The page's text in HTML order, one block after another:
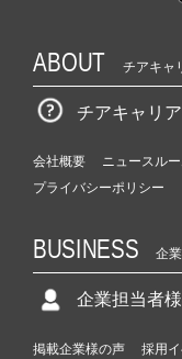
ABOUT チアキャ
チアキャリ
会社概要 ニュースル
プライバシーポリシー
BUSINESS 企
企業担当者
掲載企業様の声 採用